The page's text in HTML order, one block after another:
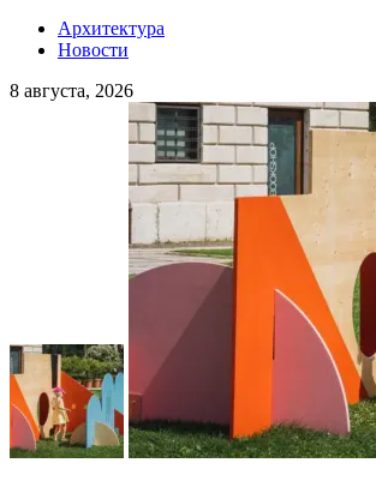
Архитектура
Новости
8 августа, 2026